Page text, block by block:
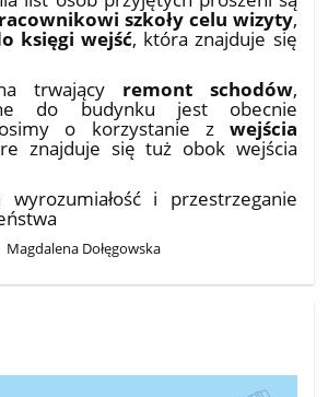
szkoły celu wizyty,
księgi wejść, która znajduje się
trwający remont schodów,
do budynku jest obecnie
o korzystanie z wejścia
znajduje się tuż obok wejścia
i przestrzeganie
Magdalena Dołęgowska